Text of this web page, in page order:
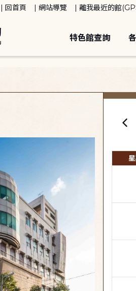
回首頁 網站導覽 離我最近的館
特色館查詢